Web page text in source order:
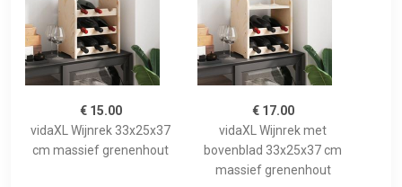
€ 15.00
vidaXL Wijnrek 33x25x37
cm massief grenenhout
€ 17.00
vidaXL Wijnrek met
bovenblad 33x25x37 cm
massief grenenhout